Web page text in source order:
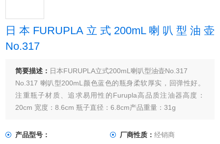
日本FURUPLA立式200mL喇叭型油壶
No.317
简要描述： 日本FURUPLA立式200mL喇叭型油壶No.317
No.317 喇叭型200mL颜色蓝色的瓶身柔软厚实，回弹性好。
注重瓶子材质、追求易用性的Furupla高品质注油器高度：
20cm 宽度：8.6cm 瓶子直径：6.8cm产品重量：31g
产品型号： 厂商性质： 经销商